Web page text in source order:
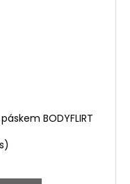
BODYFLIRT